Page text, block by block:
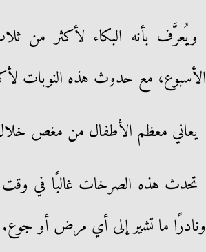
ويُعرَّف بأنه البكاء لأكثر من
الأسبوع، مع حدوث هذه النوبات
يعاني معظم الأطفال من مغص خلال
تحدث هذه الصرخات غالبًا في وقت
ونادرًا ما تشير إلى أي مرض أو جوع.